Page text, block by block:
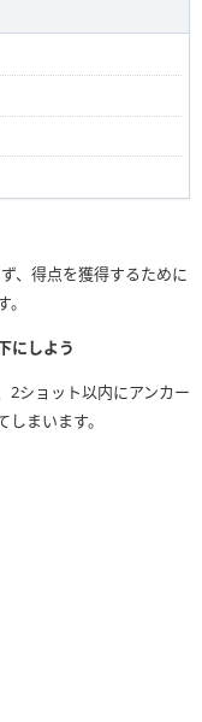
、得点を獲得するために
にしよう
2ショット以内にアンカー
まいます。